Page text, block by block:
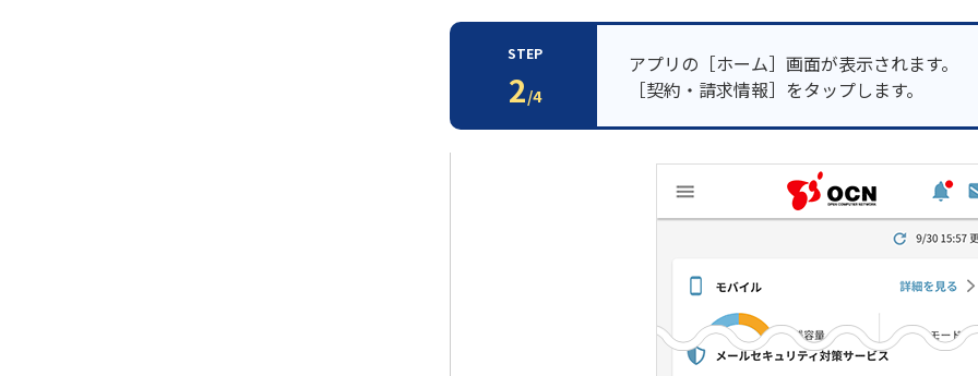
STEP
2/4
アプリの［ホーム］画面が表示されます。
［契約・請求情報］をタップします。